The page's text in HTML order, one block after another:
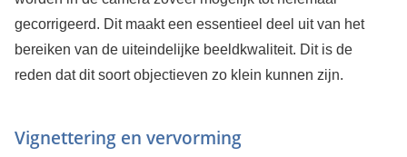
gecorrigeerd. Dit maakt een essentieel deel uit van het
bereiken van de uiteindelijke beeldkwaliteit. Dit is de
reden dat dit soort objectieven zo klein kunnen zijn.
Vignettering en vervorming